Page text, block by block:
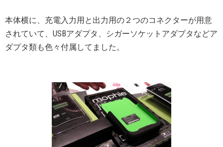
本体横に、充電入力用と出力用の２つのコネクターが用意
されていて、USBアダプタ、シガーソケットアダプタなどア
ダプタ類も色々付属してました。